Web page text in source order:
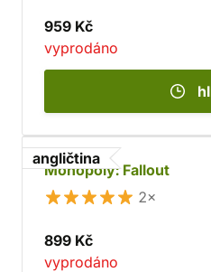
959 Kč
vyprodáno
angličtina
Monopoly: Fallout
2×
899 Kč
vyprodáno